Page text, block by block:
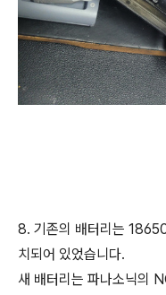
8. 기존의 배터리는
치되어 있었습니다.
새 배터리는 파나소닉의